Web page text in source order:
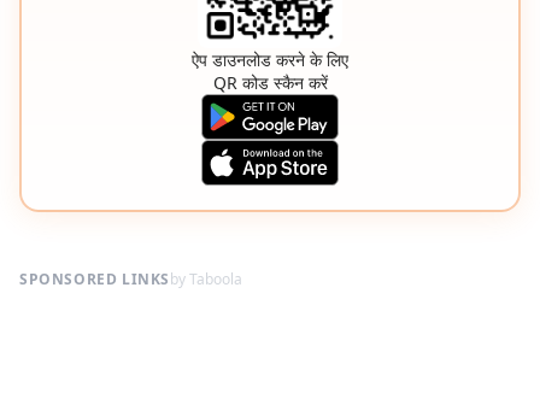
ऐप डाउनलोड करने के लिए
QR कोड स्कैन करें
SPONSORED LINKSby Taboola